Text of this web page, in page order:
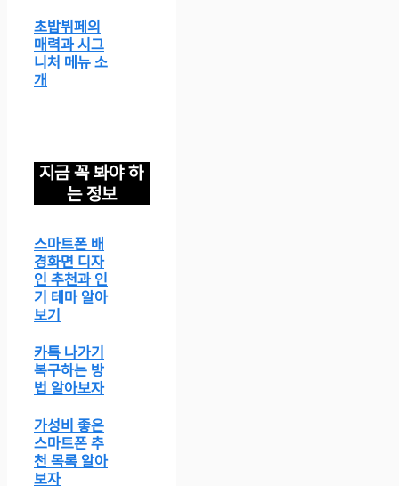
초밥뷔페의
매력과 시그
니처 메뉴 소
개
지금 꼭 봐야 하
는 정보
스마트폰 배
경화면 디자
인 추천과 인
기 테마 알아
보기
카톡 나가기
복구하는 방
법 알아보자
가성비 좋은
스마트폰 추
천 목록 알아
보자